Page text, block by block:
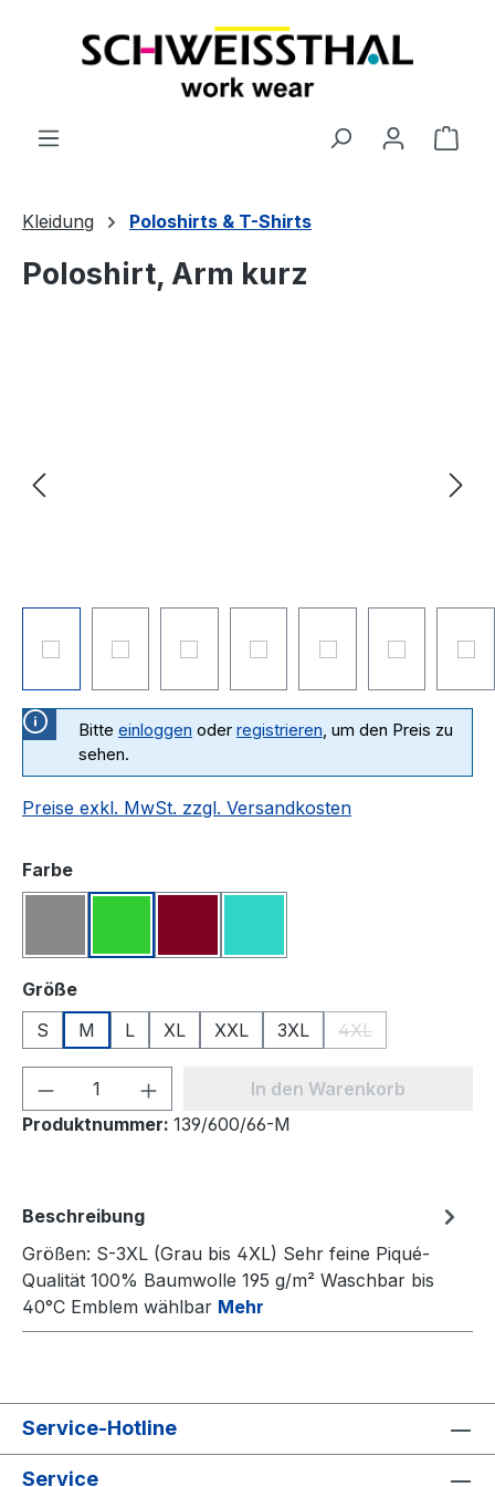
Kleidung Poloshirts & T-Shirts
Poloshirt, Arm kurz
Bitte einloggen oder registrieren, um den Preis zu
sehen.
Preise exkl. MwSt. zzgl. Versandkosten
Farbeauswählen
Größeauswählen
S
M L XL XXL 3XL 4XL
(Diese Option ist
Produkt Anzahl: Gib denIn den Warenkorb
Produktnummer: 139/600/66-M
Beschreibung
Größen: S-3XL (Grau bis 4XL) Sehr feine Piqué-
Qualität 100% Baumwolle 195 g/m² Waschbar bis
40°C Emblem wählbar Mehr
Service-Hotline
Service